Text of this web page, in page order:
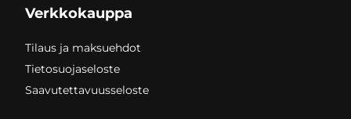
Verkkokauppa
Tilaus ja maksuehdot
Tietosuojaseloste
Saavutettavuusseloste